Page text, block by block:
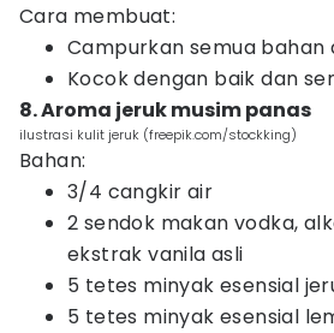
Cara membuat:
Campurkan semua
Kocok dengan baik dan
8. Aroma jeruk musim panas
ilustrasi kulit jeruk (freepik.com/stockking)
Bahan:
3/4 cangkir air
2 sendok makan vodka,
ekstrak vanila asli
5 tetes minyak esensial
5 tetes minyak esensial